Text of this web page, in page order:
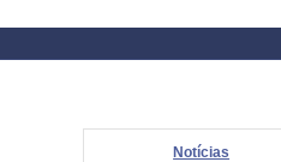
Notícias